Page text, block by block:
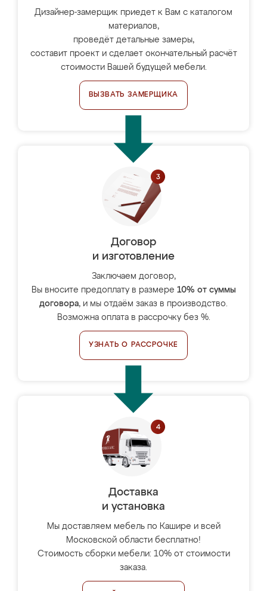
Дизайнер-замерщик приедет к Вам с каталогом
материалов,
проведёт детальные замеры,
составит проект и сделает окончательный расчёт
стоимости Вашей будущей мебели.
ВЫЗВАТЬ ЗАМЕРЩИКА
Договор
и изготовление
Заключаем договор,
Вы вносите предоплату в размере 10% от суммы
договора, и мы отдаём заказ в производство.
Возможна оплата в рассрочку без %.
УЗНАТЬ О РАССРОЧКЕ
Доставка
и установка
Мы доставляем мебель по Кашире и всей
Московской области бесплатно!
Стоимость сборки мебели: 10% от стоимости
заказа.